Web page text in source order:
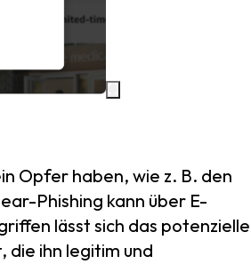
Opfer haben, wie z. B. den
Phishing kann über E-
lässt sich das potenzielle
ihn legitim und